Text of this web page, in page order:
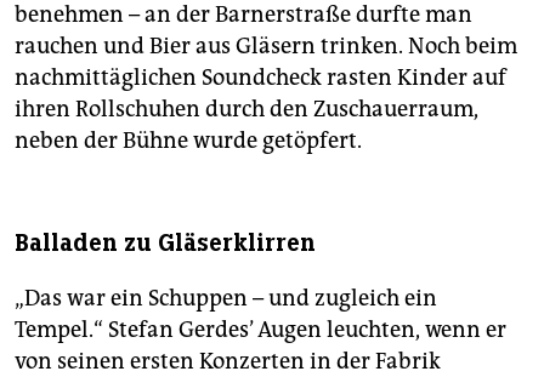
benehmen – an der Barnerstraße durfte man
rauchen und Bier aus Gläsern trinken. Noch beim
nachmittäglichen Soundcheck rasten Kinder auf
ihren Rollschuhen durch den Zuschauerraum,
neben der Bühne wurde getöpfert.
Balladen zu Gläserklirren
„Das war ein Schuppen – und zugleich ein
Tempel.“ Stefan Gerdes’ Augen leuchten, wenn er
von seinen ersten Konzerten in der Fabrik